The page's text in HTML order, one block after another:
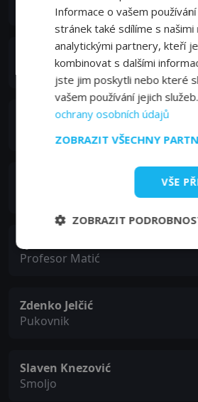
Patolog Marelja
Robert Ugrina
Doktor Soldo
Krešimir Mikić
Doktor Bantić
Profesor Matić
Zdenko Jelčić
Pukovnik
Slaven Knezović
Smoljo
Informace o vašem používání
stránek také sdílíme s našimi
analytickými partnery, kteří
kombinovat s dalšími
jste jim poskytli nebo které
vašem používání jejich služeb.
ochrany osobních údajů
ZOBRAZIT VŠECHNY
VŠE
ZOBRAZIT